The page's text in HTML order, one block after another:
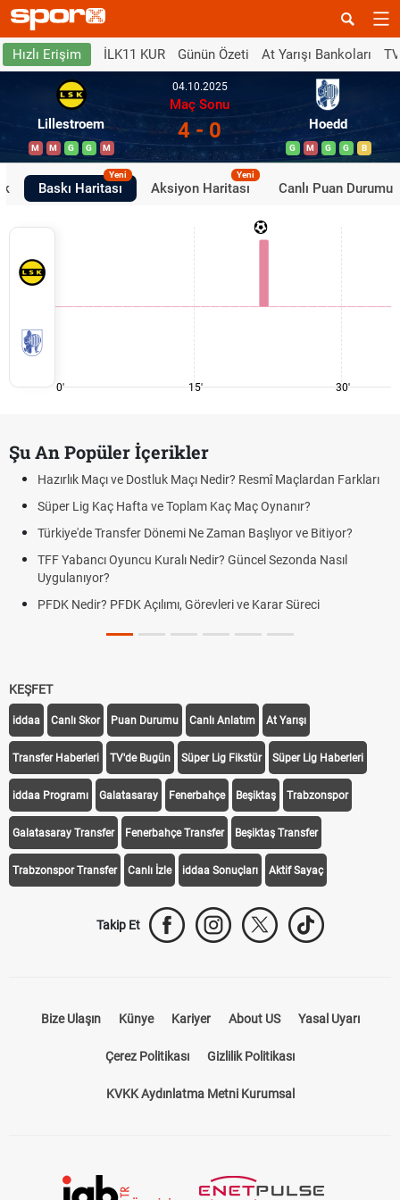
Hızlı Erişim İLK11 KUR Günün Özeti At Yarışı Bankoları
Lillestroem
M M G G M
04.10.2025
Maç Sonu
4 - 0 Hoedd
G M G G B
Baskı Haritası
Yeni
Aksiyon Haritası
Yeni
Canlı Puan Durumu
0' 15' 30'
Şu An Popüler İçerikler
Hazırlık Maçı ve Dostluk Maçı Nedir? Resmî Maçlardan Farkları
Süper Lig Kaç Hafta ve Toplam Kaç Maç Oynanır?
Türkiye'de Transfer Dönemi Ne Zaman Başlıyor ve Bitiyor?
TFF Yabancı Oyuncu Kuralı Nedir? Güncel Sezonda Nasıl
Uygulanıyor?
PFDK Nedir? PFDK Açılımı, Görevleri ve Karar Süreci
KEŞFET
iddaa Canlı Skor Puan Durumu Canlı Anlatım At Yarışı
Transfer Haberleri TV'de Bugün Süper Lig Fikstür Süper Lig Haberleri
iddaa Programı Galatasaray Fenerbahçe Beşiktaş Trabzonspor
Galatasaray Transfer Fenerbahçe Transfer Beşiktaş Transfer
Trabzonspor Transfer Canlı İzle iddaa Sonuçları Aktif Sayaç
Takip Et
Bize Ulaşın Künye Kariyer About US Yasal Uyarı
Çerez Politikası Gizlilik Politikası
KVKK Aydınlatma Metni Kurumsal